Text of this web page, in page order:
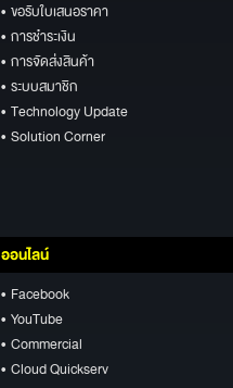
• ขอรับใบเสนอราคา
• การชำระเงิน
• การจัดส่งสินค้า
• ระบบสมาชิก
• Technology Update
• Solution Corner
ออนไลน์
• Facebook
• YouTube
• Commercial
• Cloud Quickserv